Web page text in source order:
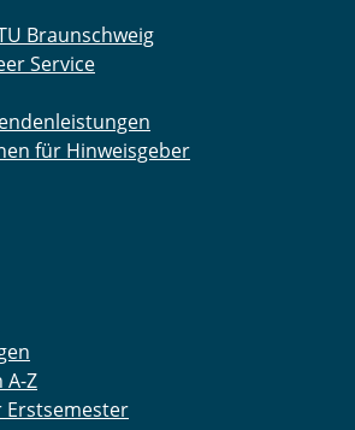
Braunschweig
Service
für Hinweisgeber
A-Z